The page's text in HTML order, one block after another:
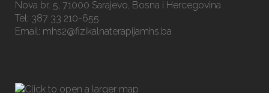
Nova br. 5, 71000 Sarajevo, Bosna i Hercegovina
Tel: 387 33 210-655
Email: mhs2@fizikalnaterapijamhs.ba